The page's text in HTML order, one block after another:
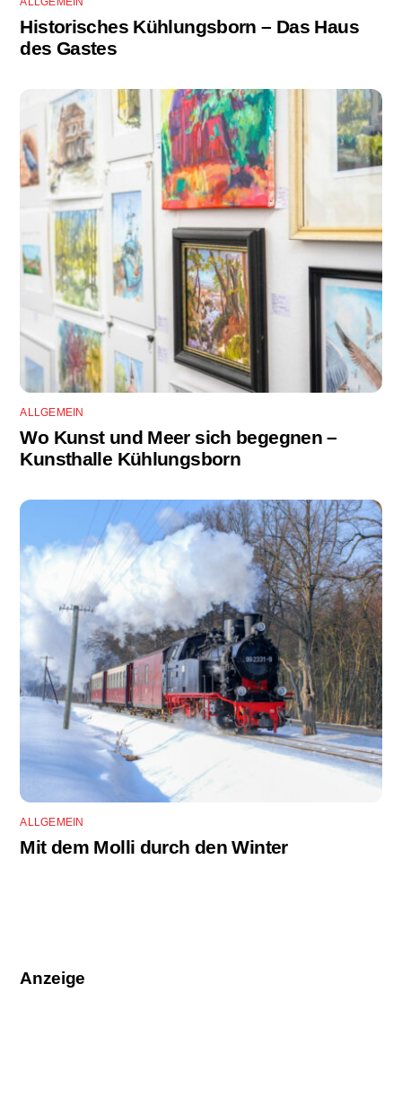
Historisches Kühlungsborn – Das Haus
des Gastes
ALLGEMEIN
Wo Kunst und Meer sich begegnen –
Kunsthalle Kühlungsborn
ALLGEMEIN
Mit dem Molli durch den Winter
Anzeige